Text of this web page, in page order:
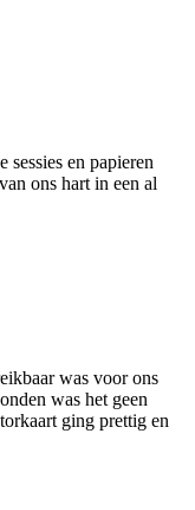
en papieren
ons hart in een al
was voor ons
was het geen
ging prettig en